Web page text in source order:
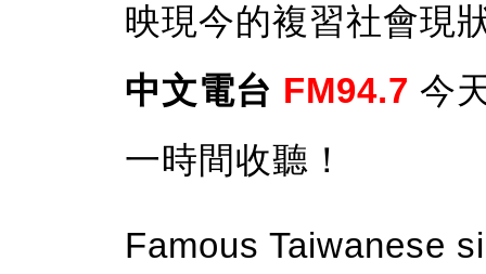
映現今的複習社會現
中文電台 FM94.7 今
一時間收聽！
Famous Taiwanese